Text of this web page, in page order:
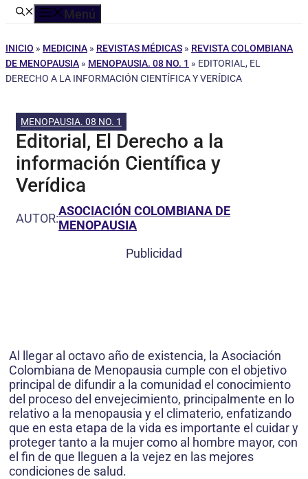
Menú
INICIO » MEDICINA » REVISTAS MÉDICAS » REVISTA COLOMBIANA
DE MENOPAUSIA » MENOPAUSIA. 08 NO. 1 » EDITORIAL, EL
DERECHO A LA INFORMACIÓN CIENTÍFICA Y VERÍDICA
MENOPAUSIA. 08 NO. 1
Editorial, El Derecho a la
información Científica y
Verídica
AUTOR:ASOCIACIÓN COLOMBIANA DE
MENOPAUSIA
Publicidad
Al llegar al octavo año de existencia, la Asociación
Colombiana de Menopausia cumple con el objetivo
principal de difundir a la comunidad el conocimiento
del proceso del envejecimiento, principalmente en lo
relativo a la menopausia y el climaterio, enfatizando
que en esta etapa de la vida es importante el cuidar y
proteger tanto a la mujer como al hombre mayor, con
el fin de que lleguen a la vejez en las mejores
condiciones de salud.